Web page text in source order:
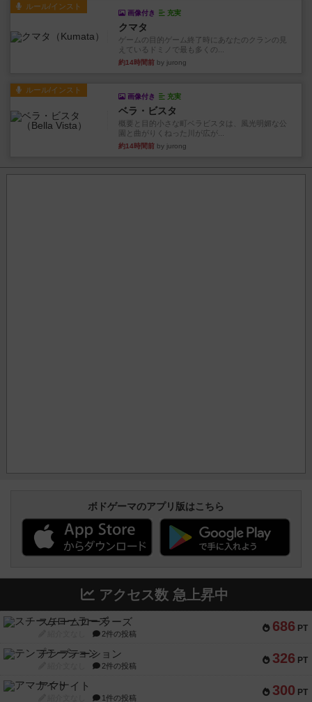
ルール/インスト
画像付き 充実
クマタ
ゲームの目的ゲーム終了時にあなたのクランの見
えているドミノで最も多くの...
約14時間前 by jurong
ルール/インスト
画像付き 充実
ベラ・ビスタ
概要と目的小さな町ベラビスタは、風光明媚な公
園と曲がりくねった川が広が...
約14時間前 by jurong
ボドゲーマのアプリ版はこちら
アクセス数 急上昇中
686 PT
スチームローラーズ
2件の投稿
326 PT
テンプテーション
2件の投稿
300 PT
アマナイト
1件の投稿